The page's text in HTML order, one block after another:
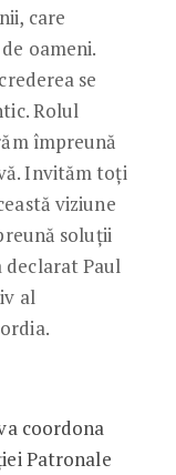
care
oameni.
se
Rolul
împreună
Invităm toți
viziune
soluții
declarat Paul
al
coordona
Patronale